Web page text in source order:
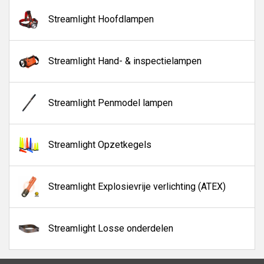
Streamlight Hoofdlampen
Streamlight Hand- & inspectielampen
Streamlight Penmodel lampen
Streamlight Opzetkegels
Streamlight Explosievrije verlichting (ATEX)
Streamlight Losse onderdelen